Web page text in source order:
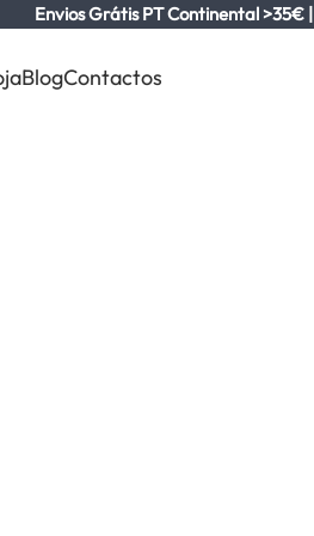
Envios Grátis PT Continental >35€ |
BlogContactos